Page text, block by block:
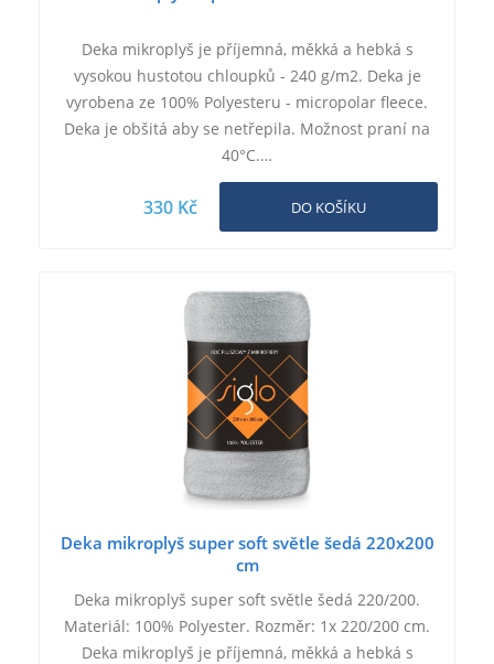
Deka mikroplyš je příjemná, měkká a hebká s
vysokou hustotou chloupků - 240 g/m2. Deka je
vyrobena ze 100% Polyesteru - micropolar fleece.
Deka je obšitá aby se netřepila. Možnost praní na
40°C.…
330 Kč DO KOŠÍKU
Deka mikroplyš super soft světle šedá 220x200
cm
Deka mikroplyš super soft světle šedá 220/200.
Materiál: 100% Polyester. Rozměr: 1x 220/200 cm.
Deka mikroplyš je příjemná, měkká a hebká s